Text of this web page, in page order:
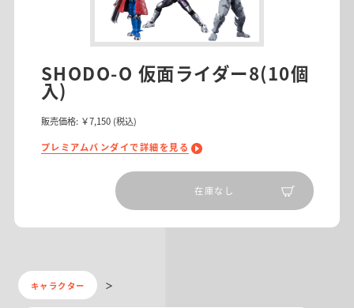
SHODO-O 仮面ライダー8(10個
入)
販売価格: ￥7,150 (税込)
プレミアムバンダイで詳細を見る
在庫なし
キャラクター